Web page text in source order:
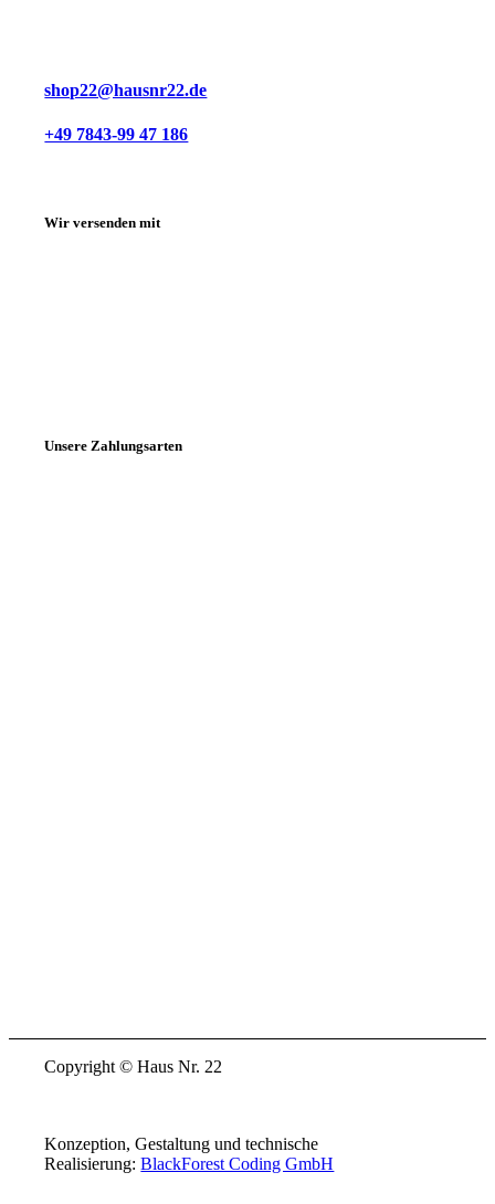
shop22@hausnr22.de
+49 7843-99 47 186
Wir versenden mit
Unsere Zahlungsarten
Copyright © Haus Nr. 22
Konzeption, Gestaltung und technische
Realisierung:BlackForest Coding GmbH